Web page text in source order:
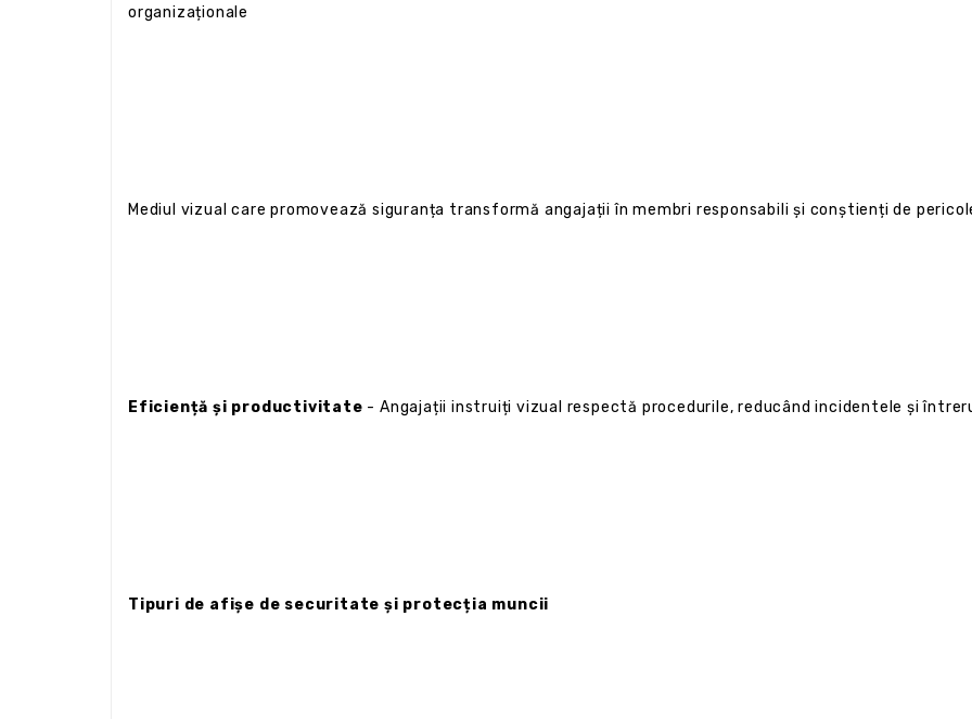
organizaționale
Mediul vizual care promovează siguranța transformă angajații în membri responsabili și conștienți de
Eficiență și productivitate - Angajații instruiți vizual respectă procedurile, reducând incidentele și
Tipuri de afișe de securitate și protecția muncii